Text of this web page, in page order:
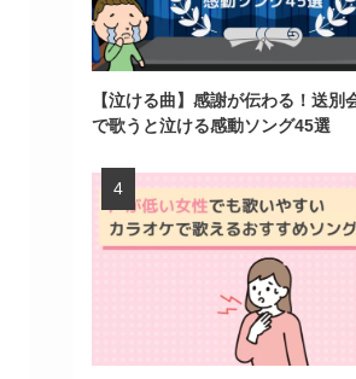
【泣ける曲】感謝が伝わる！送別
で歌うと泣ける感動ソング45選